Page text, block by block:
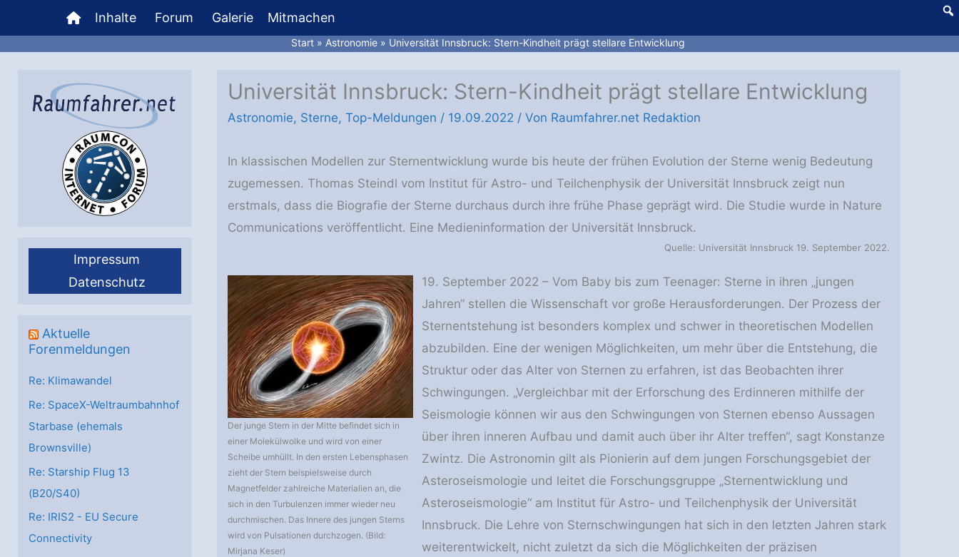
Inhalt
springen
Inhalte Forum Galerie Mitmachen
Start Astronomie Universität Innsbruck: Stern-Kindheit prägt stellare Entwicklung
Impressum
Datenschutz
Aktuelle
Forenmeldungen
Re: Klimawandel
Re: SpaceX-Weltraumbahnhof
Starbase (ehemals
Brownsville)
Re: Starship Flug 13
(B20/S40)
Re: IRIS2 - EU Secure
Connectivity
Universität Innsbruck: Stern-Kindheit prägt stellare Entwicklung
Astronomie, Sterne, Top-Meldungen / 19.09.2022 / Von Raumfahrer.net Redaktion
In klassischen Modellen zur Sternentwicklung wurde bis heute der frühen Evolution der Sterne wenig Bedeutung
zugemessen. Thomas Steindl vom Institut für Astro- und Teilchenphysik der Universität Innsbruck zeigt nun
erstmals, dass die Biografie der Sterne durchaus durch ihre frühe Phase geprägt wird. Die Studie wurde in Nature
Communications veröffentlicht. Eine Medieninformation der Universität Innsbruck.
Quelle: Universität Innsbruck 19. September 2022.
Der junge Stern in der Mitte befindet sich in
einer Molekülwolke und wird von einer
Scheibe umhüllt. In den ersten Lebensphasen
zieht der Stern beispielsweise durch
Magnetfelder zahlreiche Materialien an, die
sich in den Turbulenzen immer wieder neu
durchmischen. Das Innere des jungen Sterns
wird von Pulsationen durchzogen. (Bild:
Mirjana Keser)
19. September 2022 – Vom Baby bis zum Teenager: Sterne in ihren „jungen
Jahren“ stellen die Wissenschaft vor große Herausforderungen. Der Prozess der
Sternentstehung ist besonders komplex und schwer in theoretischen Modellen
abzubilden. Eine der wenigen Möglichkeiten, um mehr über die Entstehung, die
Struktur oder das Alter von Sternen zu erfahren, ist das Beobachten ihrer
Schwingungen. „Vergleichbar mit der Erforschung des Erdinneren mithilfe der
Seismologie können wir aus den Schwingungen von Sternen ebenso Aussagen
über ihren inneren Aufbau und damit auch über ihr Alter treffen“, sagt Konstanze
Zwintz. Die Astronomin gilt als Pionierin auf dem jungen Forschungsgebiet der
Asteroseismologie und leitet die Forschungsgruppe „Sternentwicklung und
Asteroseismologie“ am Institut für Astro- und Teilchenphysik der Universität
Innsbruck. Die Lehre von Sternschwingungen hat sich in den letzten Jahren stark
weiterentwickelt, nicht zuletzt da sich die Möglichkeiten der präzisen